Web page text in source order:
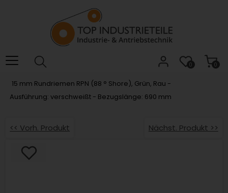
das
Barrierefreiheitsmenü
0
0
15 mm Rundriemen RPN (88 ° Shore), Grün, Rau -
Ausführung: verschweißt - Bezugslänge: 690 mm
<< Vorh. Produkt Nächst. Produkt >>